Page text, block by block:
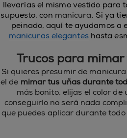
llevarías el mismo vestido para
supuesto, con manicura. Si ya
peinado, aquí te ayudamos a
manicuras eleganteshasta
Trucos para
Si quieres presumir de
el de mimar tus uñas durante
más bonito, elijas el color
conseguirlo no será nada
que puedes aplicar durante